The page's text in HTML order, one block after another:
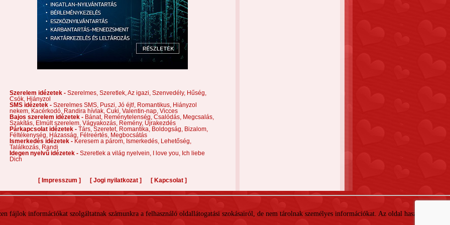
Szerelem idézetek - Szerelmes, Szeretlek, Az igazi, Szenvedély, Hűség,
Csók,
Hiányzol
SMS idézetek - Szerelmes SMS, Puszi, Jó éjt!, Romantikus,
Hiányzol
nekem,
Kacérkodó, Randira hívlak, Cuki, Valentin-nap, Vicces
Bajos szerelem idézetek - Bánat, Reménytelenség, Csalódás,
Megcsalás,
Szakítás,
Elmúlt szerelem, Vágyakozás, Remény, Újrakezdés
Párkapcsolat idézetek - Társ, Szeretet, Romantika, Boldogság,
Bizalom,
Féltékenység,
Házasság, Félreértés,
Megbocsátás
Ismerkedés idézetek - Keresem a párom, Ismerkedés,
Lehetőség,
Találkozás,
Randi
Idegen nyelvű idézetek - Szeretlek a világ nyelvein, I love you,
Ich liebe
Dich
[ Impresszum ] [ Jogi nyilatkozat ] [ Kapcsolat ]
fájlok információkat szolgáltatnak számunkra a felhasználó oldallátogatási szokásairól, de nem tárolnak személyes információkat. Az oldal használatával